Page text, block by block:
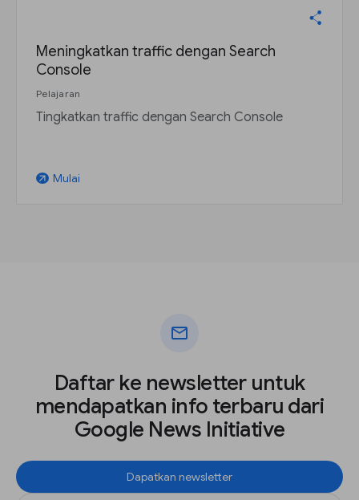
Meningkatkan traffic dengan Search
Console
Pelajaran
Tingkatkan traffic dengan Search Console
arrow_outward Mulai
mail
Daftar ke newsletter untuk
mendapatkan info terbaru dari
Google News Initiative
Dapatkan newsletter